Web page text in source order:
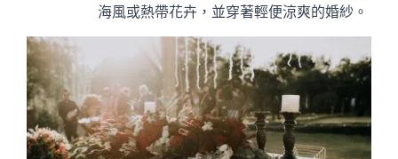
海風或熱帶花卉，並穿著輕便涼爽的婚紗。